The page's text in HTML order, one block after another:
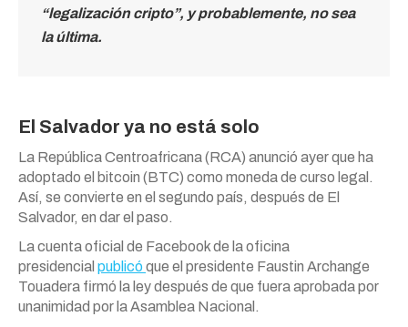
“legalización cripto”, y probablemente, no sea
la última.
El Salvador ya no está solo
La República Centroafricana (RCA) anunció ayer que ha
adoptado el bitcoin (BTC) como moneda de curso legal.
Así, se convierte en el segundo país, después de El
Salvador, en dar el paso.
La cuenta oficial de Facebook de la oficina
presidencial publicó que el presidente Faustin Archange
Touadera firmó la ley después de que fuera aprobada por
unanimidad por la Asamblea Nacional.